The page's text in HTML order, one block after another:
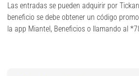
Las entradas se pueden adquirir por
beneficio se debe obtener un código
la app Miantel, Beneficios o llamando al